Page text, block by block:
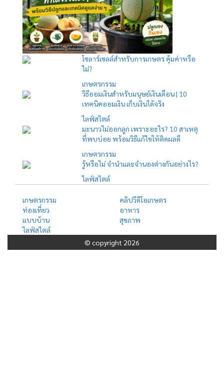
โซลาร์เซลล์สำหรับการเกษตร คุ้มค่าหรือ
ไม่?
เกษตรกรรม
วิธีออมเงินสำหรับมนุษย์เงินเดือน | 10
เทคนิคออมเงิน เก็บเงินได้จริง
ไลฟ์สไตล์
มะนาวไม่ออกลูก เพราะอะไร? 10 สาเหตุ
ที่พบบ่อย พร้อมวิธีแก้ไขให้ติดผลดี
เกษตรกรรม
รู้หรือไม่ จำนำและจำนองต่างกันอย่างไร?
ไลฟ์สไตล์
เกษตรกรรม
คลิปวีดีโอเกษตร
ท่องเที่ยว
อาหาร
แบบบ้าน
สุขภาพ
ไลฟ์สไตล์
© copyright 2026